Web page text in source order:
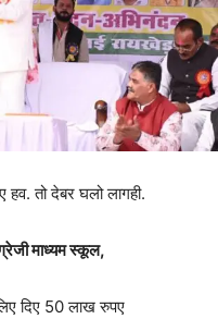
तो देबर घलो लागही.
माध्यम स्कूल,
दिए 50लाखरुपए